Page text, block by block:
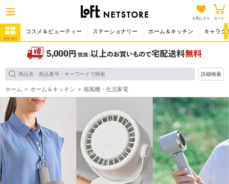
お気に入り カート
カテゴリ
コスメ＆ビューティー ステーショナリー ホーム＆キッチン キャラク
詳細検索
ホーム ホーム＆キッチン 扇風機・生活家電